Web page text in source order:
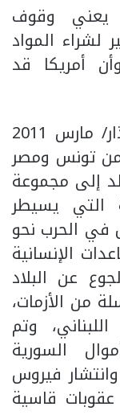
يعني وقوف
لشراء المواد
أمريكا قد
وبدأت الثورة السورية في 15 آذار/ مارس 2011
تونس ومصر
إلى مجموعة
التي يسيطر
في الحرب نحو
الإنسانية
عن البلاد
من الأزمات،
وتم
السورية
فيروس
قاسية